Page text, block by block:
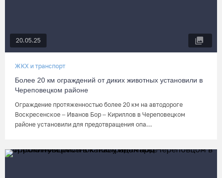
20.05.25
ЖКХ и транспорт
Более 20 км ограждений от диких животных установили в
Череповецком районе
Ограждение протяженностью более 20 км на автодороге
Воскресенское – Иванов Бор – Кириллов в Череповецком
районе установили для предотвращения опа...